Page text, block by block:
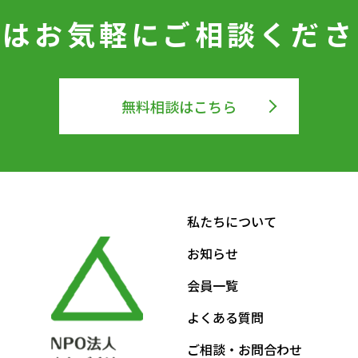
お気軽に ご相談くだ
無料相談はこちら
私たちについて
お知らせ
会員一覧
よくある質問
ご相談・お問合わせ